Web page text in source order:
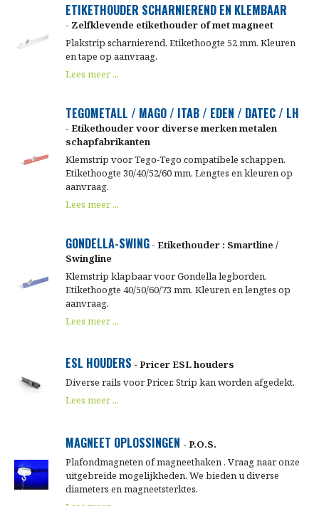
ETIKETHOUDER SCHARNIEREND EN KLEMBAAR
- Zelfklevende etikethouder of met magneet
Plakstrip scharnierend. Etikethoogte 52 mm. Kleuren
en tape op aanvraag.
Lees meer ...
TEGOMETALL / MAGO / ITAB / EDEN / DATEC / LH
- Etikethouder voor diverse merken metalen
schapfabrikanten
Klemstrip voor Tego-Tego compatibele schappen.
Etikethoogte 30/40/52/60 mm. Lengtes en kleuren op
aanvraag.
Lees meer ...
GONDELLA-SWING- Etikethouder : Smartline /
Swingline
Klemstrip klapbaar voor Gondella legborden.
Etikethoogte 40/50/60/73 mm. Kleuren en lengtes op
aanvraag.
Lees meer ...
ESL HOUDERS - Pricer ESL houders
Diverse rails voor Pricer. Strip kan worden afgedekt.
Lees meer ...
MAGNEET OPLOSSINGEN - P.O.S.
Plafondmagneten of magneethaken . Vraag naar onze
uitgebreide mogelijkheden. We bieden u diverse
diameters en magneetsterktes.